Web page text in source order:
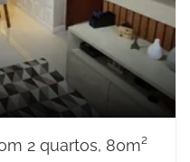
2 quartos, 80m²